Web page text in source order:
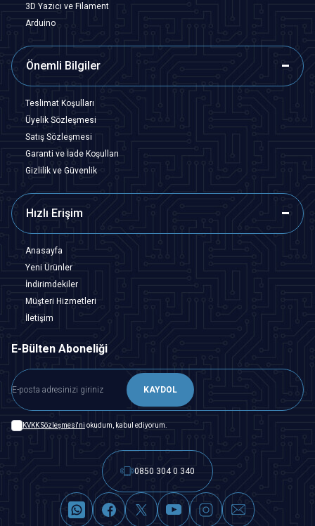
3D Yazıcı ve Filament
Arduino
Önemli Bilgiler
Teslimat Koşulları
Üyelik Sözleşmesi
Satış Sözleşmesi
Garanti ve İade Koşulları
Gizlilik ve Güvenlik
Hızlı Erişim
Anasayfa
Yeni Ürünler
İndirimdekiler
Müşteri Hizmetleri
İletişim
E-Bülten Aboneliği
KAYDOL
KVKK Sözleşmesi'ni okudum, kabul ediyorum.
0850 304 0 340